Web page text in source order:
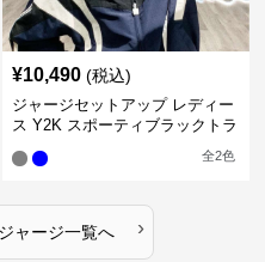
¥10,490 (税込)
ジャージセットアップ レディー
ス Y2K スポーティブラックトラ
全2色
ャージ一覧へ ›